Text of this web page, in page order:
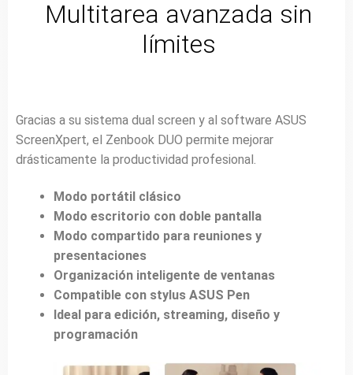
Multitarea avanzada sin
límites
Gracias a su sistema dual screen y al software ASUS
ScreenXpert, el Zenbook DUO permite mejorar
drásticamente la productividad profesional.
Modo portátil clásico
Modo escritorio con doble pantalla
Modo compartido para reuniones y
presentaciones
Organización inteligente de ventanas
Compatible con stylus ASUS Pen
Ideal para edición, streaming, diseño y
programación